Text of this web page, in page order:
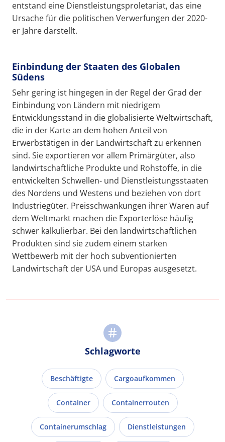
entstand eine Dienstleistungsproletariat, das eine
Ursache für die politischen Verwerfungen der 2020-
er Jahre darstellt.
Einbindung der Staaten des Globalen
Südens
Sehr gering ist hingegen in der Regel der Grad der
Einbindung von Ländern mit niedrigem
Entwicklungsstand in die globalisierte Weltwirtschaft,
die in der Karte an dem hohen Anteil von
Erwerbstätigen in der Landwirtschaft zu erkennen
sind. Sie exportieren vor allem Primärgüter, also
landwirtschaftliche Produkte und Rohstoffe, in die
entwickelten Schwellen- und Dienstleistungsstaaten
des Nordens und Westens und beziehen von dort
Industriegüter. Preisschwankungen ihrer Waren auf
dem Weltmarkt machen die Exporterlöse häufig
schwer kalkulierbar. Bei den landwirtschaftlichen
Produkten sind sie zudem einem starken
Wettbewerb mit der hoch subventionierten
Landwirtschaft der USA und Europas ausgesetzt.
Schlagworte
Beschäftigte Cargoaufkommen
Container Containerrouten
Containerumschlag Dienstleistungen